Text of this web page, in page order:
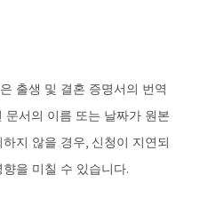
출생 및 결혼 증명서의 번역
문서의 이름 또는 날짜가 원본
지 않을 경우, 신청이 지연되
을 미칠 수 있습니다.